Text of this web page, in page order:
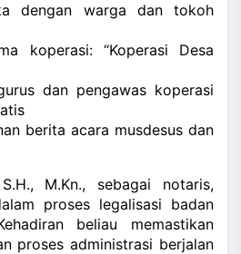
dengan warga dan tokoh
koperasi: “Koperasi Desa
dan pengawas koperasi
berita acara musdesus dan
M.Kn., sebagai notaris,
proses legalisasi badan
beliau memastikan
proses administrasi berjalan